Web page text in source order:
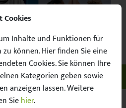
Facebook
X / Twitter
Instagram
YouTubeSuche
Euer Fussball. Menü
Cookies
Inhalte und Funktionen für
können. Hier finden Sie eine
Cookies. Sie können Ihre
Kategorien geben sowie
anzeigen lassen. Weitere
Siehier.